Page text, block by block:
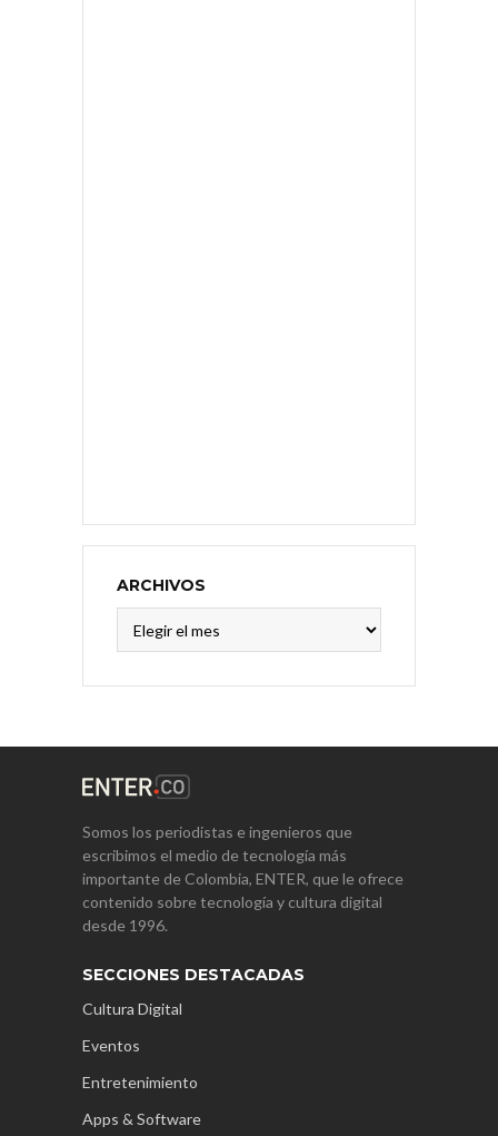
ARCHIVOS
Somos los periodistas e ingenieros que
escribimos el medio de tecnología más
importante de Colombia, ENTER, que le ofrece
contenido sobre tecnología y cultura digital
desde 1996.
SECCIONES DESTACADAS
Cultura Digital
Eventos
Entretenimiento
Apps & Software